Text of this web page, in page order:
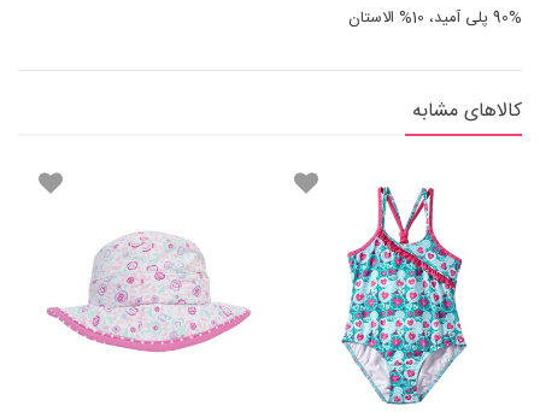
90% پلی آمید، 10% الاستان
کالاهای مشابه